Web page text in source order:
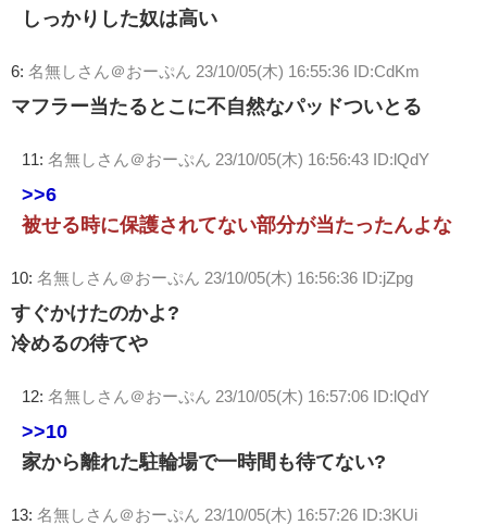
しっかりした奴は高い
6: 名無しさん＠おーぷん 23/10/05(木) 16:55:36 ID:CdKm
マフラー当たるとこに不自然なパッドついとる
11: 名無しさん＠おーぷん 23/10/05(木) 16:56:43 ID:lQdY
>>6
被せる時に保護されてない部分が当たったんよな
10: 名無しさん＠おーぷん 23/10/05(木) 16:56:36 ID:jZpg
すぐかけたのかよ?
冷めるの待てや
12: 名無しさん＠おーぷん 23/10/05(木) 16:57:06 ID:lQdY
>>10
家から離れた駐輪場で一時間も待てない?
13: 名無しさん＠おーぷん 23/10/05(木) 16:57:26 ID:3KUi